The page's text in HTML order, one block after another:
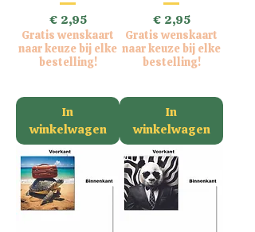
Prijs
€ 2,95
Gratis wenskaart
naar keuze bij elke
bestelling!
In
winkelwagen
Prijs
€ 2,95
Gratis wenskaart
naar keuze bij elke
bestelling!
In
winkelwagen